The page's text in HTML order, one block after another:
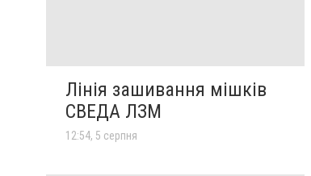
Лінія зашивання мішків
СВЕДА ЛЗМ
12:54, 5 серпня